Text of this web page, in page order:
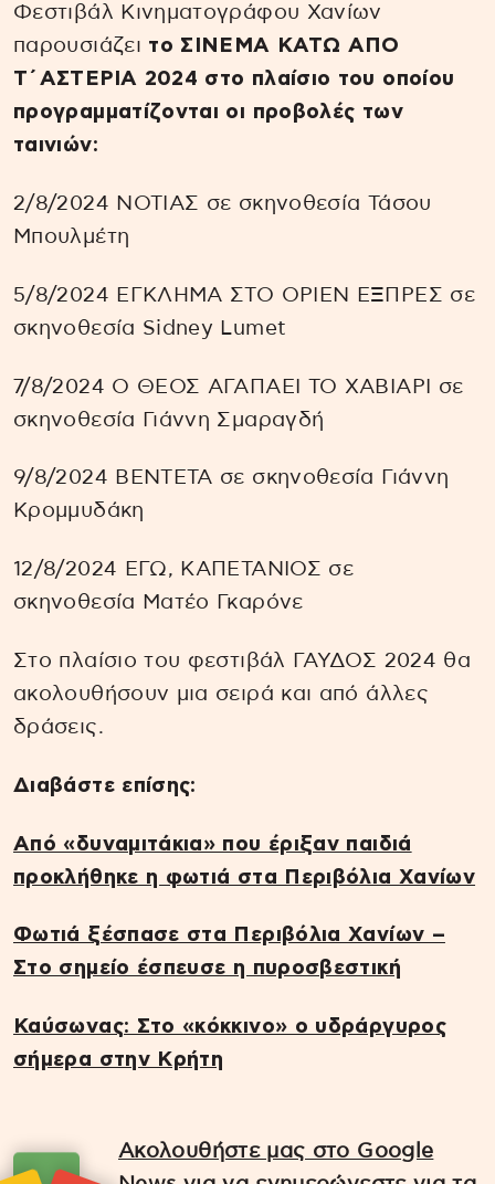
Φεστιβάλ Κινηματογράφου Χανίων
παρουσιάζει το ΣΙΝΕΜΑ ΚΑΤΩ ΑΠΟ
Τ΄ΑΣΤΕΡΙΑ 2024 στο πλαίσιο του οποίου
προγραμματίζονται οι προβολές των
ταινιών:
2/8/2024 ΝΟΤΙΑΣ σε σκηνοθεσία Τάσου
Μπουλμέτη
5/8/2024 ΕΓΚΛΗΜΑ ΣΤΟ ΟΡΙΕΝ ΕΞΠΡΕΣ σε
σκηνοθεσία Sidney Lumet
7/8/2024 Ο ΘΕΟΣ ΑΓΑΠΑΕΙ ΤΟ ΧΑΒΙΑΡΙ σε
σκηνοθεσία Γιάννη Σμαραγδή
9/8/2024 ΒΕΝΤΕΤΑ σε σκηνοθεσία Γιάννη
Κρομμυδάκη
12/8/2024 ΕΓΩ, ΚΑΠΕΤΑΝΙΟΣ σε
σκηνοθεσία Ματέο Γκαρόνε
Στο πλαίσιο του φεστιβάλ ΓΑΥΔΟΣ 2024 θα
ακολουθήσουν μια σειρά και από άλλες
δράσεις.
Διαβάστε επίσης:
Aπό «δυναμιτάκια» που έριξαν παιδιά
προκλήθηκε η φωτιά στα Περιβόλια Χανίων
Φωτιά ξέσπασε στα Περιβόλια Χανίων –
Στο σημείο έσπευσε η πυροσβεστική
Καύσωνας: Στο «κόκκινο» ο υδράργυρος
σήμερα στην Κρήτη
Ακολουθήστε μας στο Google